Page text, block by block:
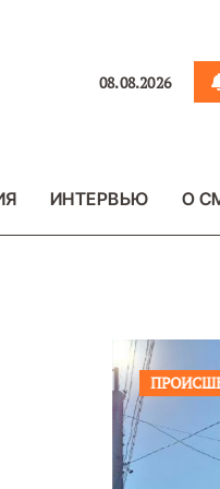
08.08.2026
ИНТЕРВЬЮ О